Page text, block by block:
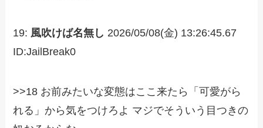
19: 風吹けば名無し 2026/05/08(金) 13:26:45.67
ID:JailBreak0
>>18 お前みたいな変態はここ来たら「可愛がら
れる」から気をつけろよ マジでそういう目つきの